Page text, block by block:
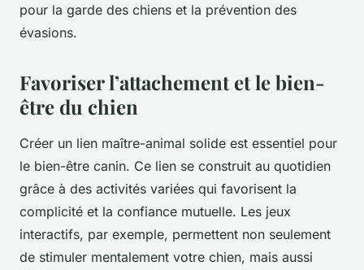
pour la garde des chiens et la prévention des
évasions.
Favoriser l’attachement et le bien-
être du chien
Créer un lien maître-animal solide est essentiel pour
le bien-être canin. Ce lien se construit au quotidien
grâce à des activités variées qui favorisent la
complicité et la confiance mutuelle. Les jeux
interactifs, par exemple, permettent non seulement
de stimuler mentalement votre chien, mais aussi